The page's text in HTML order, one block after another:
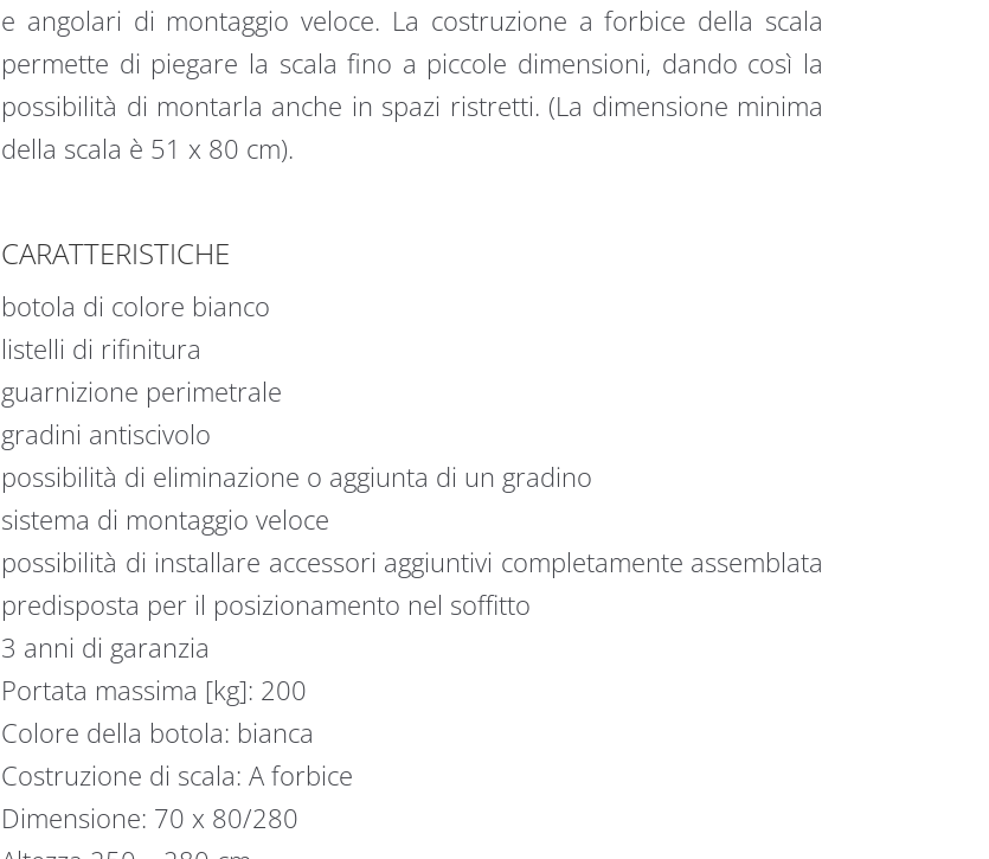
e angolari di montaggio veloce. La costruzione a forbice della scala
permette di piegare la scala fino a piccole dimensioni, dando così la
possibilità di montarla anche in spazi ristretti. (La dimensione minima
della scala è 51 x 80 cm).
CARATTERISTICHE
botola di colore bianco
listelli di rifinitura
guarnizione perimetrale
gradini antiscivolo
possibilità di eliminazione o aggiunta di un gradino
sistema di montaggio veloce
possibilità di installare accessori aggiuntivi completamente assemblata
predisposta per il posizionamento nel soffitto
3 anni di garanzia
Portata massima [kg]: 200
Colore della botola: bianca
Costruzione di scala: A forbice
Dimensione: 70 x 80/280